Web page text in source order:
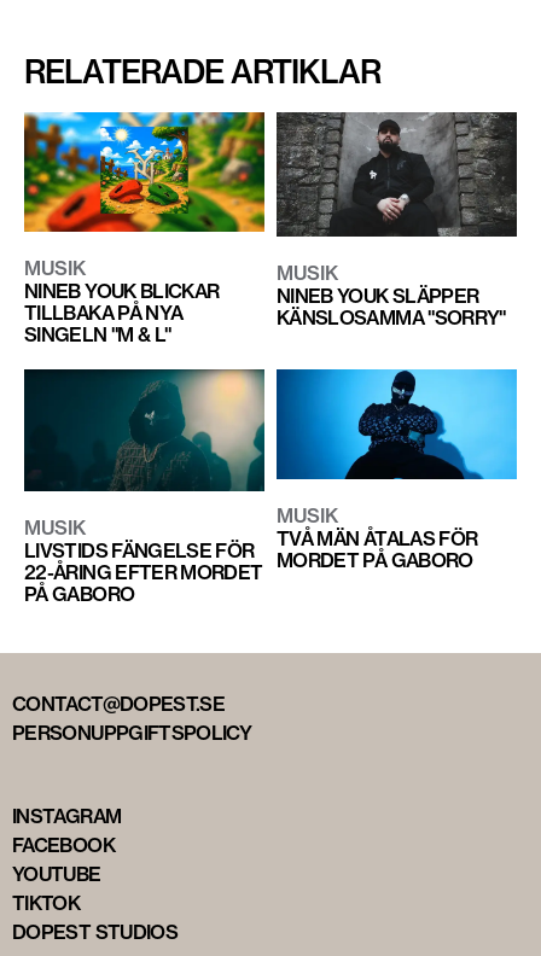
RELATERADE ARTIKLAR
MUSIK
NINEB YOUK BLICKAR
TILLBAKA PÅ NYA
SINGELN "M & L"
MUSIK
NINEB YOUK SLÄPPER
KÄNSLOSAMMA "SORRY"
MUSIK
LIVSTIDS FÄNGELSE FÖR
22-ÅRING EFTER MORDET
PÅ GABORO
MUSIK
TVÅ MÄN ÅTALAS FÖR
MORDET PÅ GABORO
CONTACT@DOPEST.SE
PERSONUPPGIFTSPOLICY
INSTAGRAM
FACEBOOK
YOUTUBE
TIKTOK
DOPEST STUDIOS